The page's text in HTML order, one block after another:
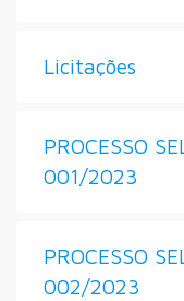
Licitações
PROCESSO
001/2023
PROCESSO
002/2023